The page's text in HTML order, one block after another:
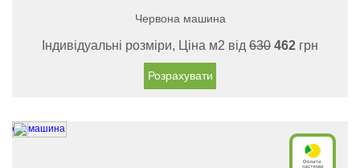
Червона машина
Індивідуальні розміри, Ціна м2 від 630 462 грн
Розрахувати